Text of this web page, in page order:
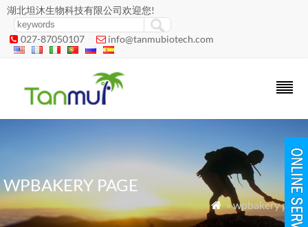
湖北坦沐生物科技有限公司欢迎您!
 027-87050107  info@tanmubiotech.com
WPBAKERY PAGE
 » wpbakery page